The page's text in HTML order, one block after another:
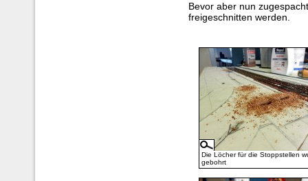
Bevor aber nun
freigeschnitten werden.
Die Löcher für die Stoppstellen
gebohrt